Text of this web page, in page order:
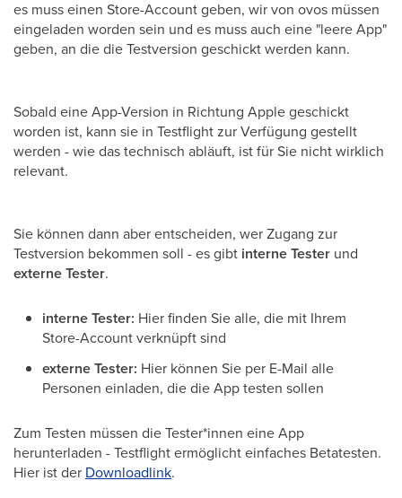
es muss einen Store-Account geben, wir von ovos müssen
eingeladen worden sein und es muss auch eine "leere App"
geben, an die die Testversion geschickt werden kann.
Sobald eine App-Version in Richtung Apple geschickt
worden ist, kann sie in Testflight zur Verfügung gestellt
werden - wie das technisch abläuft, ist für Sie nicht wirklich
relevant.
Sie können dann aber entscheiden, wer Zugang zur
Testversion bekommen soll - es gibt interne Tester und
externe Tester.
interne Tester: Hier finden Sie alle, die mit Ihrem
Store-Account verknüpft sind
externe Tester: Hier können Sie per E-Mail alle
Personen einladen, die die App testen sollen
Zum Testen müssen die Tester*innen eine App
herunterladen - Testflight ermöglicht einfaches Betatesten.
Hier ist der Downloadlink.